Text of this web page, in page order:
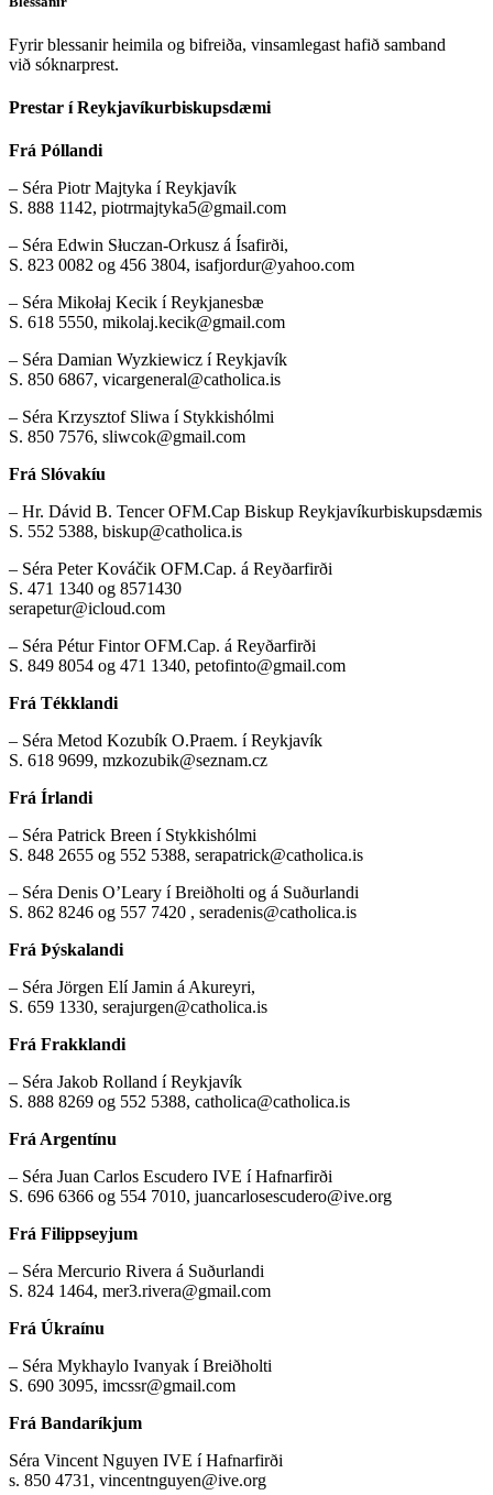
Fyrir blessanir heimila og bifreiða, vinsamlegast hafið samband
við sóknarprest.
Prestar í Reykjavíkurbiskupsdæmi
Frá Póllandi
– Séra Piotr Majtyka í Reykjavík
S. 888 1142, piotrmajtyka5@gmail.com
– Séra Edwin Słuczan-Orkusz á Ísafirði,
S. 823 0082 og 456 3804, isafjordur@yahoo.com
– Séra Mikołaj Kecik í Reykjanesbæ
S. 618 5550, mikolaj.kecik@gmail.com
– Séra Damian Wyzkiewicz í Reykjavík
S. 850 6867, vicargeneral@catholica.is
– Séra Krzysztof Sliwa í Stykkishólmi
S. 850 7576, sliwcok@gmail.com
Frá Slóvakíu
– Hr. Dávid B. Tencer OFM.Cap Biskup Reykjavíkurbiskupsdæmis
S. 552 5388, biskup@catholica.is
– Séra Peter Kováčik OFM.Cap. á Reyðarfirði
S. 471 1340 og 8571430
serapetur@icloud.com
– Séra Pétur Fintor OFM.Cap. á Reyðarfirði
S. 849 8054 og 471 1340, petofinto@gmail.com
Frá Tékklandi
– Séra Metod Kozubík O.Praem. í Reykjavík
S. 618 9699, mzkozubik@seznam.cz
Frá Írlandi
– Séra Patrick Breen í Stykkishólmi
S. 848 2655 og 552 5388, serapatrick@catholica.is
– Séra Denis OʼLeary í Breiðholti og á Suðurlandi
S. 862 8246 og 557 7420 , seradenis@catholica.is
Frá Þýskalandi
– Séra Jörgen Elí Jamin á Akureyri,
S. 659 1330, serajurgen@catholica.is
Frá Frakklandi
– Séra Jakob Rolland í Reykjavík
S. 888 8269 og 552 5388, catholica@catholica.is
Frá Argentínu
– Séra Juan Carlos Escudero IVE í Hafnarfirði
S. 696 6366 og 554 7010, juancarlosescudero@ive.org
Frá Filippseyjum
– Séra Mercurio Rivera á Suðurlandi
S. 824 1464, mer3.rivera@gmail.com
Frá Úkraínu
– Séra Mykhaylo Ivanyak í Breiðholti
S. 690 3095, imcssr@gmail.com
Frá Bandaríkjum
Séra Vincent Nguyen IVE í Hafnarfirði
s. 850 4731, vincentnguyen@ive.org